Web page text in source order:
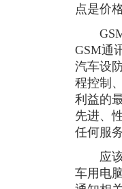
点是价
GSM
GSM通
汽车设
程控制
利益的
先进、
任何服
应该
车用电